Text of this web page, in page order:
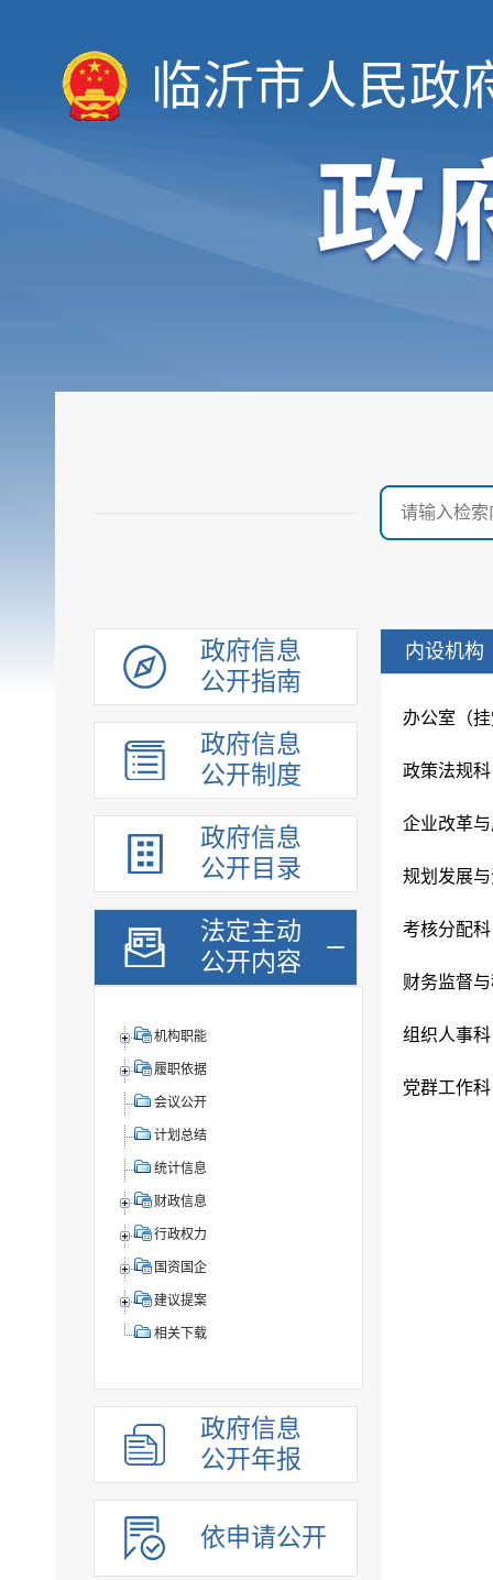
临沂市人民政
政府信息
公开指南
政府信息
公开制度
政府信息
公开目录
法定主动
公开内容
机构职能
履职依据
会议公开
计划总结
统计信息
财政信息
行政权力
国资国企
建议提案
相关下载
政府信息
公开年报
依申请公开
内设机构
办公室（
政策法规科
企业改革
规划发展
考核分配科
财务监督
组织人事科
党群工作科